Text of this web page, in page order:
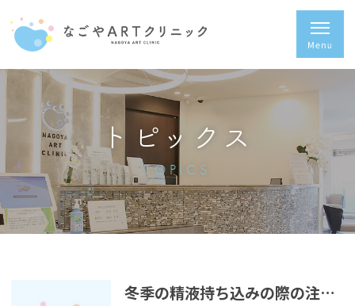
トピックス
TOPICS
冬季の精液持ち込みの際の注意事項